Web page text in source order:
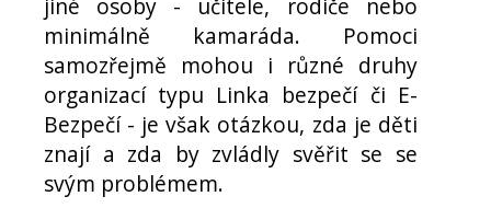
jiné osoby - učitele, rodiče nebo
minimálně kamaráda. Pomoci
samozřejmě mohou i různé druhy
organizací typu Linka bezpečí či E-
Bezpečí - je však otázkou, zda je děti
znají a zda by zvládly svěřit se se
svým problémem.